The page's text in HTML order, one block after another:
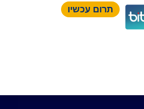
תרום עכשיו